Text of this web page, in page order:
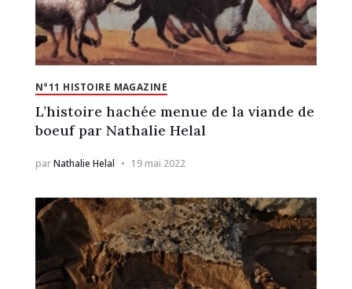
N°11 HISTOIRE MAGAZINE
L’histoire hachée menue de la viande de
boeuf par Nathalie Helal
parNathalie Helal 19 mai 2022